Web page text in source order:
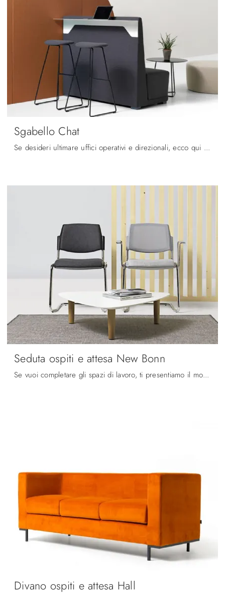
Sgabello Chat
Se desideri ultimare uffici operativi e direzionali, ecco qui il modello Sgabello Chat di Diemmeoffice tra differenti soluzioni di sedie ospiti e ...
Seduta ospiti e attesa New Bonn
Se vuoi completare gli spazi di lavoro, ti presentiamo il modello Seduta ospiti e attesa New Bonn di Diemmeoffice tra diverse proposte di sedie ...
Divano ospiti e attesa Hall